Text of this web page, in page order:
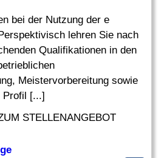
bei der Nutzung der e
lehren Sie nach
Qualifikationen in den
Meistervorbereitung sowie
Profil [...]
STELLENANGEBOT